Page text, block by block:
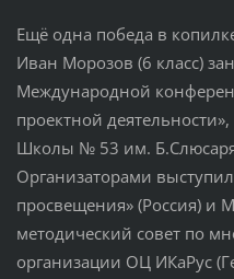
Ещё одна победа в
Иван Морозов (6 класс)
Международной
проектной
Школы № 53 им. Б.Слюсаря
Организаторами
просвещения» (Россия) и
методический совет по
организации ОЦ ИКаРус